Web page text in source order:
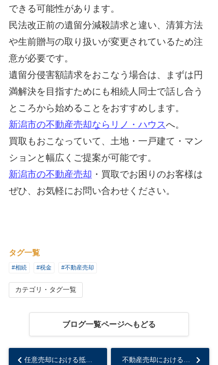
できる可能性があります。
民法改正前の遺留分減殺請求と違い、清算方法
や生前贈与の取り扱いが変更されているため注
意が必要です。
遺留分侵害額請求をおこなう場合は、まずは円
満解決を目指すためにも相続人同士で話し合う
ところから始めることをおすすめします。
新潟市の不動産売却ならリノ・ハウスへ。
買取もおこなっていて、土地・一戸建て・マン
ションと幅広くご提案が可能です。
新潟市の不動産売却 ・買取でお困りのお客様は
ぜひ、お気軽にお問い合わせください。
タグ一覧
#相続 #税金 #不動産売却
カテゴリ・タグ一覧
ブログ一覧ページへもどる
任意売却における抵当権消滅請求とは？代価弁済との違いも解説... 不動産売却における譲渡所得とは？取得費や譲渡所得についても解説...